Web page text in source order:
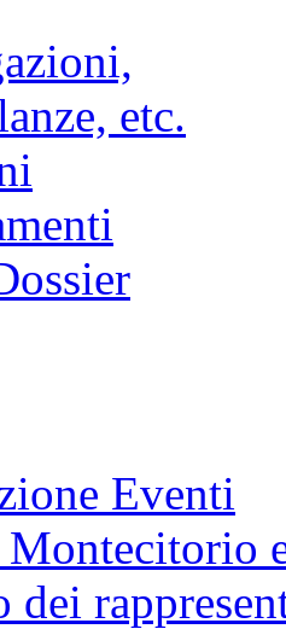
etc.
Eventi
dei